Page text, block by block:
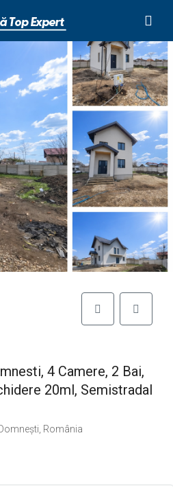
4 Camere, 2 Bai,
20ml, Semistradal
România